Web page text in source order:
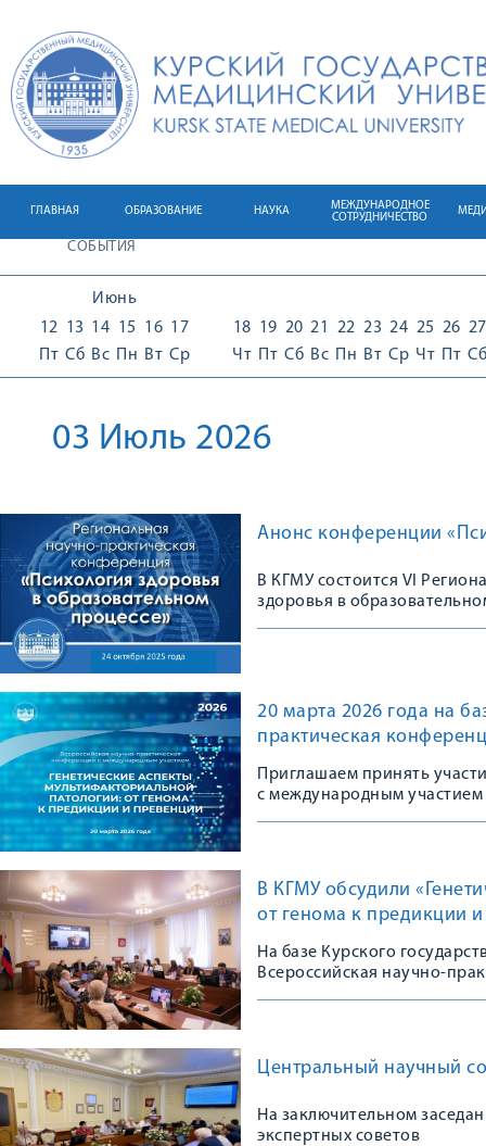
ГЛАВНАЯ ОБРАЗОВАНИЕ НАУКА
МЕЖДУНАРОДНОЕ
СОТРУДНИЧЕСТВО
СОБЫТИЯ
Июнь
12
Пт
13
Сб
14
Вс
15
Пн
16
Вт
17
Ср
18
Чт
19
Пт
20
Сб
21
Вс
22
Пн
23
Вт
24
Ср
25
Чт
26
Пт
27
Сб
03 Июль 2026
Анонс конференции
В КГМУ состоится VI
здоровья в
20 марта 2026 года на
практическая
Приглашаем принять
с международным участием
В КГМУ обсудили
от генома к предикции
На базе Курского
Всероссийская научно-
Центральный научный
На заключительном
экспертных советов